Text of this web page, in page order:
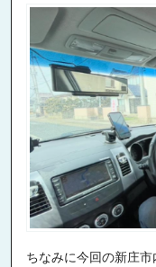
ちなみに今回の新庄市